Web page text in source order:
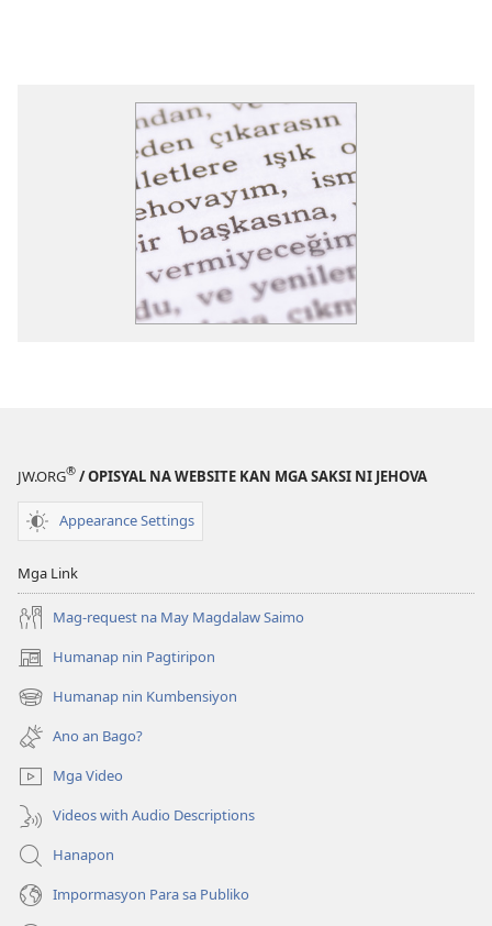
JW.ORG® / OPISYAL NA WEBSITE KAN MGA SAKSI NI JEHOVA
Appearance Settings
Mga Link
Mag-request na May Magdalaw Saimo
Humanap nin Pagtiripon
(opens
new
window)
Humanap nin Kumbensiyon
(opens
new
window)
Ano an Bago?
Mga Video
Videos with Audio Descriptions
Hanapon
Impormasyon Para sa Publiko